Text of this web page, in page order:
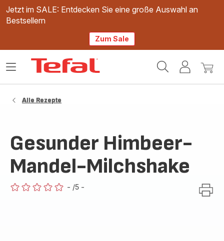
Jetzt im SALE: Entdecken Sie eine große Auswahl an
Bestsellern
Zum Sale
Mein
Mein
Das
Alle Rezepte
Gesunder Himbeer-
Mandel-Milchshake
- /5 -